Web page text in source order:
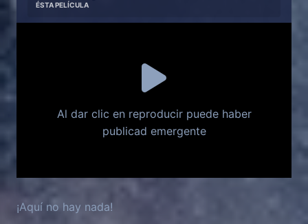
ÉSTA PELÍCULA
Al dar clic en reproducir puede haber
publicad emergente
¡Aquí no hay nada!